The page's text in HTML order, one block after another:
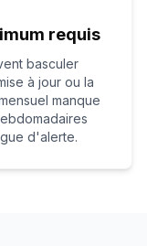
requis
basculer
à jour ou la
manque
d'alerte.